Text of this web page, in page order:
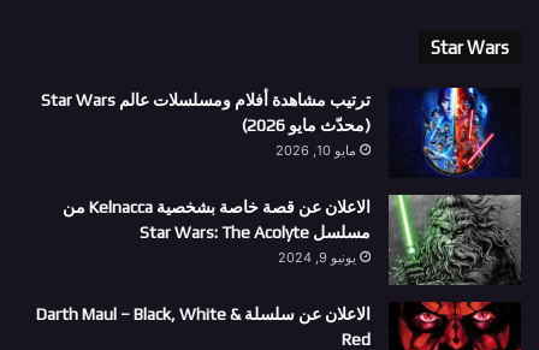
Star Wars
ترتيب مشاهدة أفلام ومسلسلات عالم Star Wars
(محدّث مايو 2026)
مايو 10, 2026
الاعلان عن قصة خاصة بشخصية Kelnacca من
مسلسل Star Wars: The Acolyte
يونيو 9, 2024
الاعلان عن سلسلة Darth Maul – Black, White &
Red